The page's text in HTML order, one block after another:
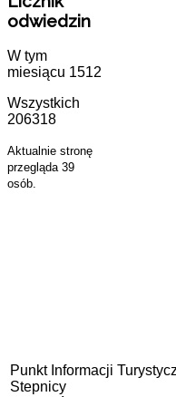
odwiedzin
W tym
miesiącu 1512
Wszystkich
206318
Aktualnie stronę
przegląda 39
osób.
Punkt Informacji
Stepnicy